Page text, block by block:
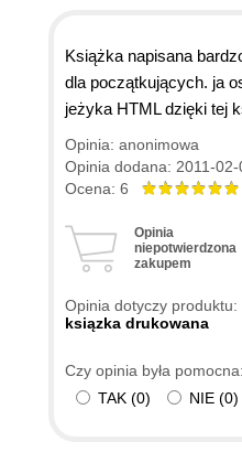
Książka napisana
dla początkujących. ja
jeżyka HTML dzięki tej
Opinia: anonimowa
Opinia dodana: 2011-02-
Ocena: 6
Opinia
niepotwierdzona
zakupem
Opinia dotyczy produktu:
ksiązka drukowana
Czy opinia była pomocna:
TAK (0) NIE (0)